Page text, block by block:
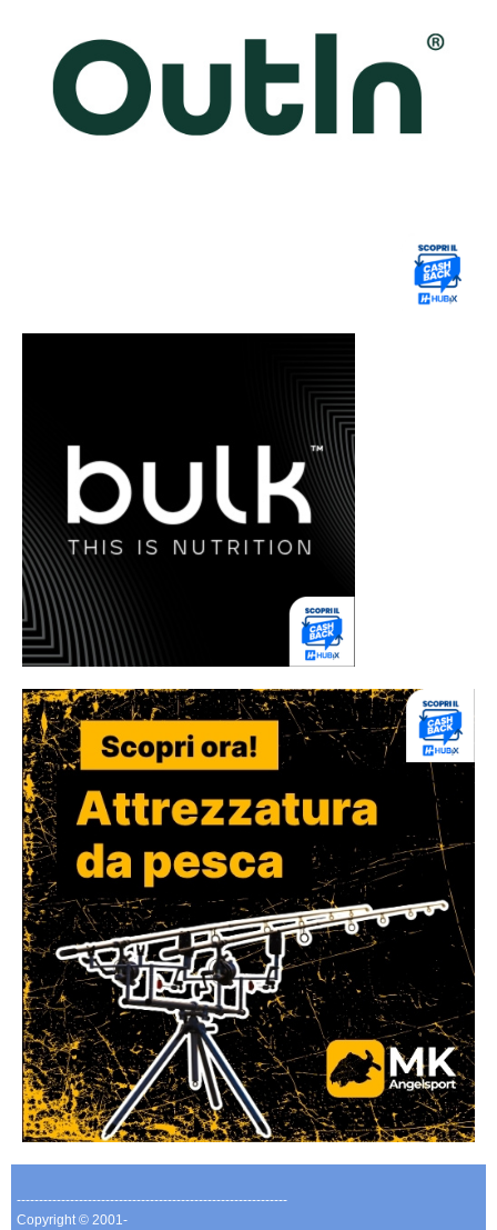
-------------------------------------------------------------
Copyright © 2001-